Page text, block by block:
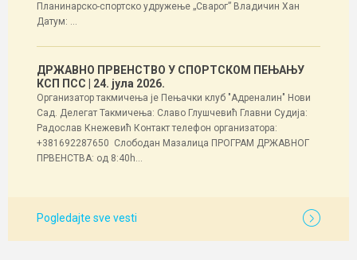
Планинарско-спортско удружење „Сварог” Владичин Хан
Датум: ...
ДРЖАВНО ПРВЕНСТВО У СПОРТСКОМ ПЕЊАЊУ
КСП ПСС
| 24. јула 2026.
Организатор такмичења је Пењачки клуб "Адреналин" Нови
Сад. Делегат Такмичења: Славо Глушчевић Главни Судија:
Радослав Кнежевић Контакт телефон организатора:
+381692287650 Слободан Мазалица ПРОГРАМ ДРЖАВНОГ
ПРВЕНСТВА: од 8:40h...
Pogledajte sve vesti